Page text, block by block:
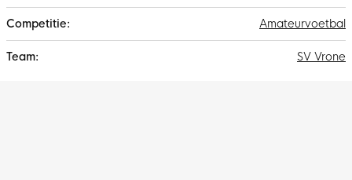
Amateurvoetbal
SV Vrone